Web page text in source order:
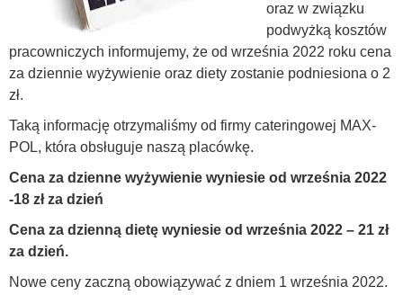
oraz w związku
podwyżką kosztów
pracowniczych informujemy, że od września 2022 roku cena
za dziennie wyżywienie oraz diety zostanie podniesiona o 2
zł.
Taką informację otrzymaliśmy od firmy cateringowej MAX-
POL, która obsługuje naszą placówkę.
Cena za dzienne wyżywienie wyniesie od września 2022
-18 zł za dzień
Cena za dzienną dietę wyniesie od września 2022 – 21 zł
za dzień.
Nowe ceny zaczną obowiązywać z dniem 1 września 2022.